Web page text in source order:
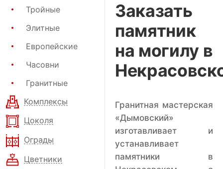
Тройные
Элитные
Европейские
Часовни
Гранитные
Комплексы
Цоколя
Ограды
Цветники
Заказать
памятник
на могилу в
Гранитная мастерская
«Дымовский»
изготавливает и
устанавливает
памятники в